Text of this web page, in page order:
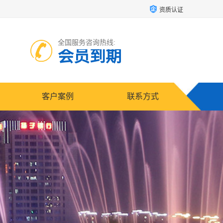
资质认证
全国服务咨询热线:
会员到期
客户案例 联系方式